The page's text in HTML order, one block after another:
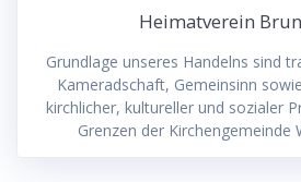
Heimatverein
Grundlage unseres Handelns sind
Kameradschaft, Gemeinsinn
kirchlicher, kultureller und sozialer
Grenzen der Kirchengemeinde